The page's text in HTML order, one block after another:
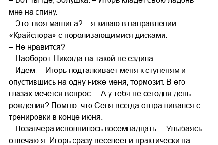
мне на спину.
– Это твоя машина? – я киваю в направлении
«Крайслера» с переливающимися дисками.
– Не нравится?
– Наоборот. Никогда на такой не ездила.
– Идем, – Игорь подталкивает меня к ступеням и
опустившись на одну ниже меня, тормозит. В его
глазах мечется вопрос. – А у тебя не сегодня день
рождения? Помню, что Сеня всегда отпрашивался с
тренировки в конце июня.
– Позавчера исполнилось восемнадцать. – Улыбаясь
отвечаю я. Игорь сразу веселеет и практически на